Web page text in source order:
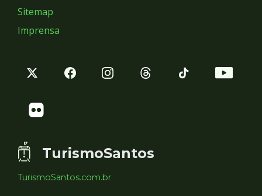
Sitemap
Imprensa
TurismoSantos
TurismoSantos.com.br